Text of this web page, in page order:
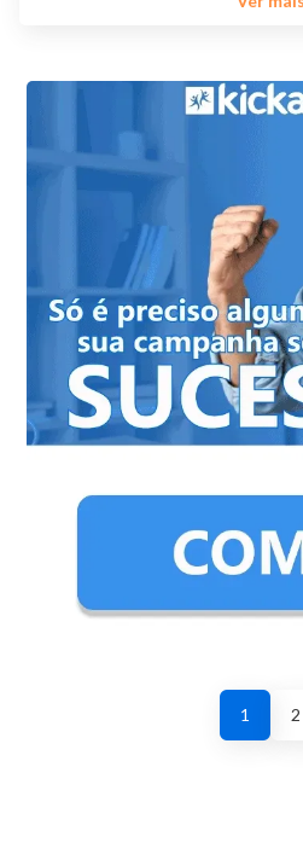
1 2